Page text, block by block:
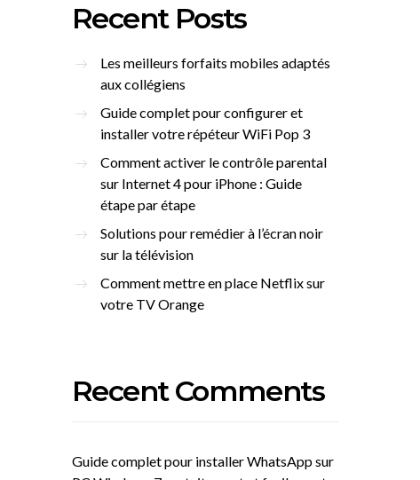
Recent Posts
Les meilleurs forfaits mobiles adaptés
aux collégiens
Guide complet pour configurer et
installer votre répéteur WiFi Pop 3
Comment activer le contrôle parental
sur Internet 4 pour iPhone : Guide
étape par étape
Solutions pour remédier à l’écran noir
sur la télévision
Comment mettre en place Netflix sur
votre TV Orange
Recent Comments
Guide complet pour installer WhatsApp sur